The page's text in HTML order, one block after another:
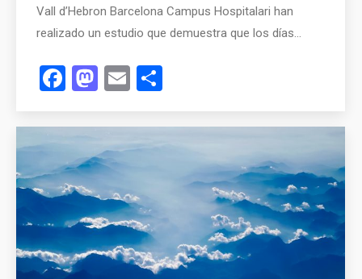
Vall d’Hebron Barcelona Campus Hospitalari han
realizado un estudio que demuestra que los días…
Facebook
Mastodon
Email